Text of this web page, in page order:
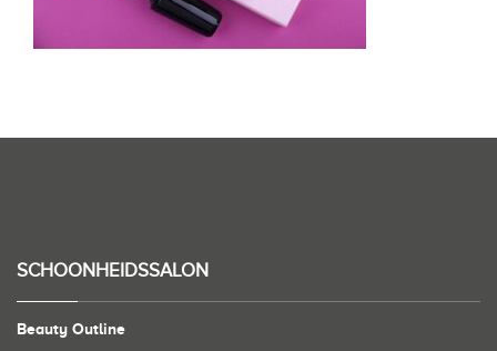
SCHOONHEIDSSALON
Beauty Outline